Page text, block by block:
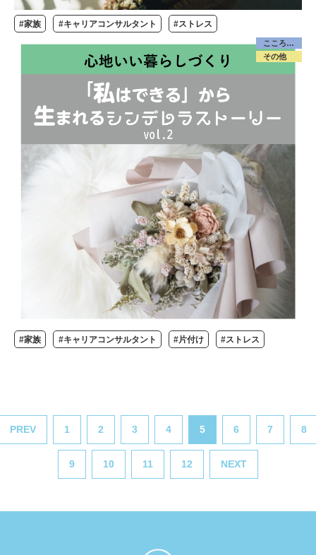
#家族 #キャリアコンサルタント #ストレス
こころケア
その他
#家族 #キャリアコンサルタント #片付け #ストレス
PREV 1 2 3 4 5 6 7 8
9 10 11 12 NEXT